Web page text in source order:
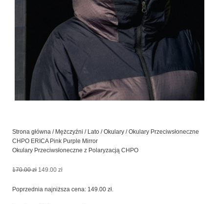
Strona główna / Mężczyźni / Lato /Okulary / Okulary Przeciwsłoneczne
CHPO ERICA Pink Purple Mirror
Okulary Przeciwsłoneczne z Polaryzacją CHPO
170.00zł Pierwotna
wynosiła:
149.00 złAktualna
wynosi:
Poprzednia najniższa cena: 149.00 zł.